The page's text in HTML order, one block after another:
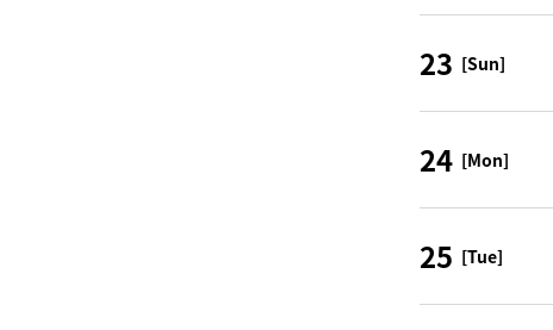
23 [Sun]
24 [Mon]
25 [Tue]